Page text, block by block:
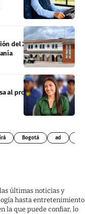
del 200 % en
al proyecto Chivor II
Bogotá ad
últimas noticias y
hasta entretenimiento
la que puede confiar, lo